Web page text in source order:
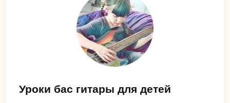
Уроки бас гитары для детей